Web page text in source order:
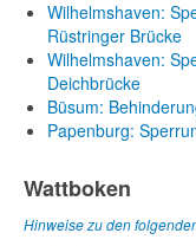
Wilhelmshaven:
Rüstringer Brücke
Wilhelmshaven:
Deichbrücke
Büsum:
Papenburg:
Wattboken
Hinweise zu den